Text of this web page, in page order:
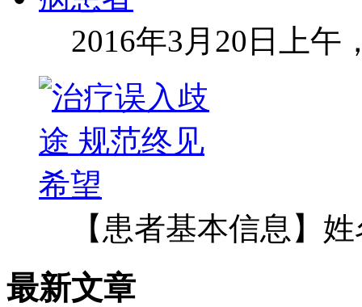
2016年3月20日上午
【患者基本信息】
最新文章